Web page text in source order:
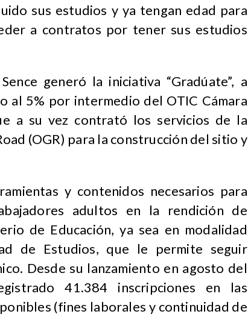
sus estudios y ya tengan edad para
a contratos por tener sus estudios
generó la iniciativa “Gradúate”, a
al 5% por intermedio del OTIC Cámara
a su vez contrató los servicios de la
(OGR) para la construcción del sitio y
y contenidos necesarios para
adultos en la rendición de
de Educación, ya sea en modalidad
de Estudios, que le permite seguir
Desde su lanzamiento en agosto del
41.384 inscripciones en las
(fines laborales y continuidad de